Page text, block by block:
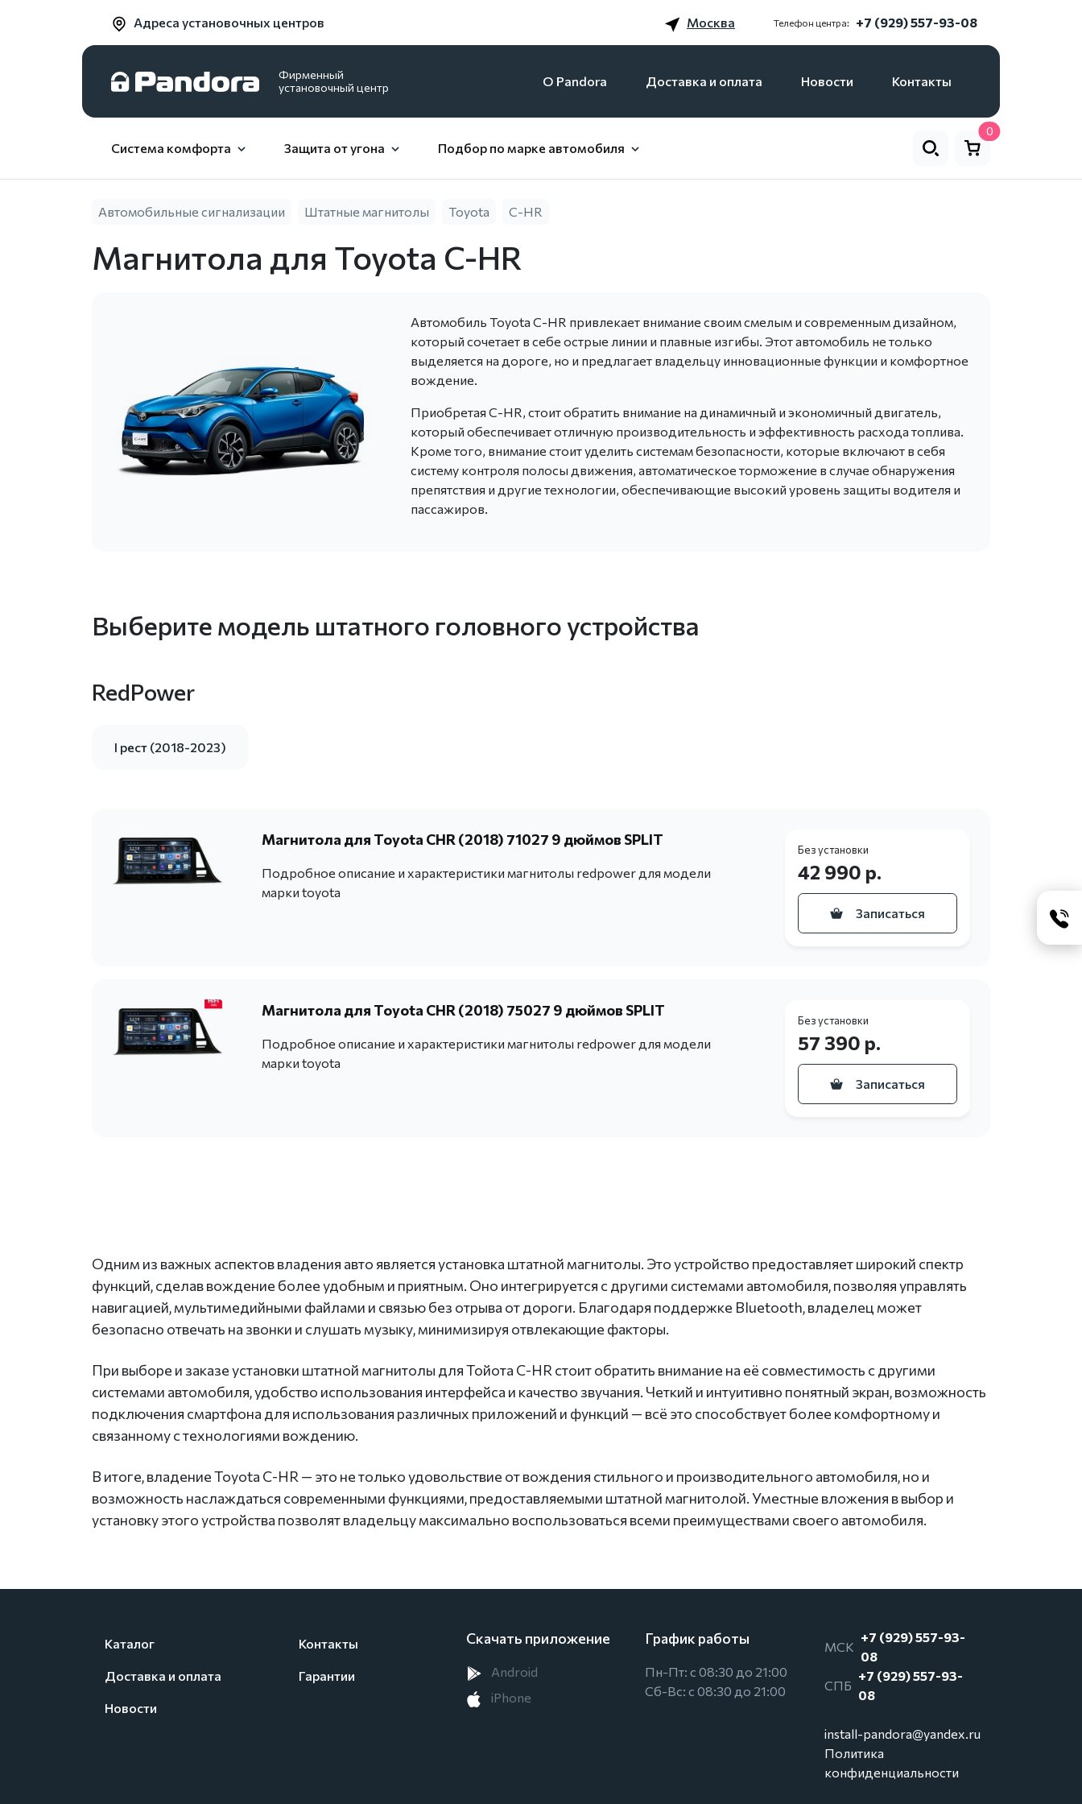
Адреса установочных центров Москва Телефон центра: +7 (929) 557-93-08
Фирменный
установочный центр
O Pandora Доставка и оплата Новости Контакты
Система комфорта Защита от угона Подбор по марке автомобиля
0
Автомобильные сигнализации Штатные магнитолы Toyota C-HR
Магнитола для Toyota C-HR
Автомобиль Toyota C-HR привлекает внимание своим смелым и современным дизайном,
который сочетает в себе острые линии и плавные изгибы. Этот автомобиль не только
выделяется на дороге, но и предлагает владельцу инновационные функции и комфортное
вождение.
Приобретая C-HR, стоит обратить внимание на динамичный и экономичный двигатель,
который обеспечивает отличную производительность и эффективность расхода топлива.
Кроме того, внимание стоит уделить системам безопасности, которые включают в себя
систему контроля полосы движения, автоматическое торможение в случае обнаружения
препятствия и другие технологии, обеспечивающие высокий уровень защиты водителя и
пассажиров.
Выберите модель штатного головного устройства
RedPower
I рест (2018-2023)
Магнитола для Toyota CHR (2018) 71027 9 дюймов SPLIT
Подробное описание и характеристики магнитолы redpower для модели
марки toyota
Без установки
42 990 р.
Записаться
Магнитола для Toyota CHR (2018) 75027 9 дюймов SPLIT
Подробное описание и характеристики магнитолы redpower для модели
марки toyota
Без установки
57 390 р.
Записаться
Одним из важных аспектов владения авто является установка штатной магнитолы. Это устройство предоставляет широкий спектр
функций, сделав вождение более удобным и приятным. Оно интегрируется с другими системами автомобиля, позволяя управлять
навигацией, мультимедийными файлами и связью без отрыва от дороги. Благодаря поддержке Bluetooth, владелец может
безопасно отвечать на звонки и слушать музыку, минимизируя отвлекающие факторы.
При выборе и заказе установки штатной магнитолы для Тойота C-HR стоит обратить внимание на её совместимость с другими
системами автомобиля, удобство использования интерфейса и качество звучания. Четкий и интуитивно понятный экран, возможность
подключения смартфона для использования различных приложений и функций — всё это способствует более комфортному и
связанному с технологиями вождению.
В итоге, владение Toyota C-HR — это не только удовольствие от вождения стильного и производительного автомобиля, но и
возможность наслаждаться современными функциями, предоставляемыми штатной магнитолой. Уместные вложения в выбор и
установку этого устройства позволят владельцу максимально воспользоваться всеми преимуществами своего автомобиля.
Каталог
Доставка и оплата
Новости
Контакты
Гарантии
Скачать приложение
Android
iPhone
График работы
Пн-Пт: с 08:30 до 21:00
Сб-Вс: с 08:30 до 21:00
МСК
+7 (929) 557-93-
08
СПБ
+7 (929) 557-93-
08
install-pandora@yandex.ru
Политика
конфиденциальности